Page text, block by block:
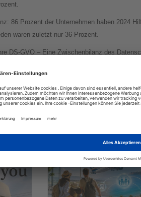
86 Prozent der Unternehmen haben 2024
waren zuletzt nur 36 Prozent.
DS-GVO – Eine Zwischenbilanz des
Jahre-DS-GVO
Nachrichten